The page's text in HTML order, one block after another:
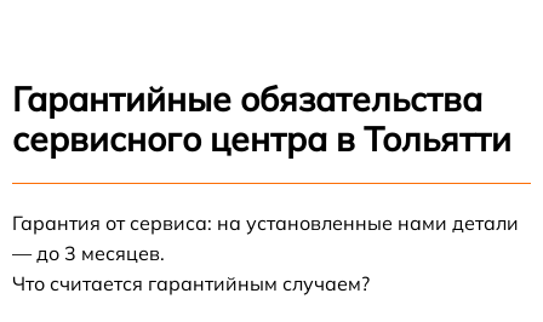
Гарантийные обязательства
сервисного центра в Тольятти
Гарантия от сервиса: на установленные нами детали
— до 3 месяцев.
Что считается гарантийным случаем?